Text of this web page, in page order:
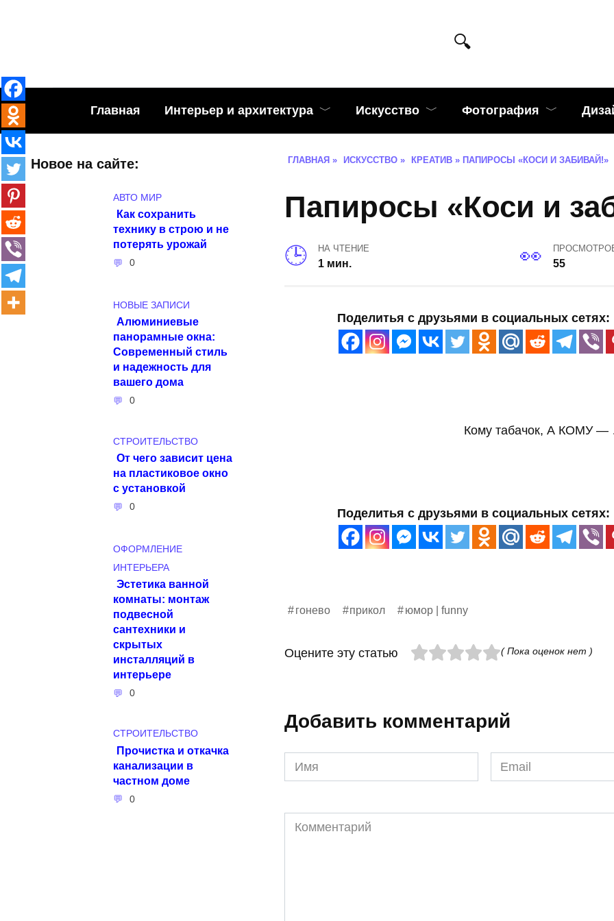
Главная Интерьер и архитектура Искусство Фотография
ГЛАВНАЯ » ИСКУССТВО » КРЕАТИВ » ПАПИРОСЫ «КОСИ И ЗАБИВАЙ!»
Папиросы «Коси и
НА ЧТЕНИЕ
1 мин. 55
Поделитья с друзьями в социальных сетях:
Кому табачок, А КОМУ
Поделитья с друзьями в социальных сетях:
гонево прикол юмор | funny
Оцените эту статью ( Пока оценок нет )
Добавить комментарий
Имя
*
Email
*
Комментарий
Новое на сайте:
АВТО МИР
Как сохранить
технику в строю и не
потерять урожай
0
НОВЫЕ ЗАПИСИ
Алюминиевые
панорамные окна:
Современный стиль
и надежность для
вашего дома
0
СТРОИТЕЛЬСТВО
От чего зависит цена
на пластиковое окно
с установкой
0
ОФОРМЛЕНИЕ
ИНТЕРЬЕРА
Эстетика ванной
комнаты: монтаж
подвесной
сантехники и
скрытых
инсталляций в
интерьере
0
СТРОИТЕЛЬСТВО
Прочистка и откачка
канализации в
частном доме
0